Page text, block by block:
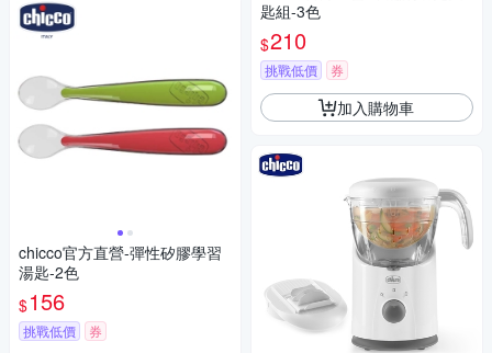
chicco官方直營-彈性矽膠學習
湯匙-2色
$156
挑戰低價 券
匙組-3色
$210
挑戰低價 券
加入購物車